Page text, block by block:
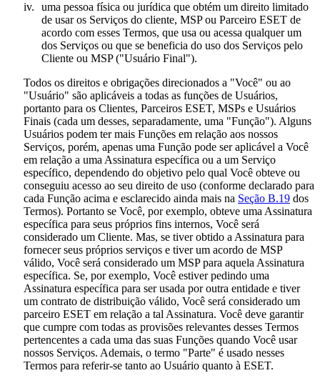
iv.
uma pessoa física ou jurídica que obtém um direito limitado
de usar os Serviços do cliente, MSP ou Parceiro ESET de
acordo com esses Termos, que usa ou acessa qualquer um
dos Serviços ou que se beneficia do uso dos Serviços pelo
Cliente ou MSP ("Usuário Final").
Todos os direitos e obrigações direcionados a "Você" ou ao
"Usuário" são aplicáveis a todas as funções de Usuários,
portanto para os Clientes, Parceiros ESET, MSPs e Usuários
Finais (cada um desses, separadamente, uma "Função"). Alguns
Usuários podem ter mais Funções em relação aos nossos
Serviços, porém, apenas uma Função pode ser aplicável a Você
em relação a uma Assinatura específica ou a um Serviço
específico, dependendo do objetivo pelo qual Você obteve ou
conseguiu acesso ao seu direito de uso (conforme declarado para
cada Função acima e esclarecido ainda mais na Seção B.19 dos
Termos). Portanto se Você, por exemplo, obteve uma Assinatura
específica para seus próprios fins internos, Você será
considerado um Cliente. Mas, se tiver obtido a Assinatura para
fornecer seus próprios serviços e tiver um acordo de MSP
válido, Você será considerado um MSP para aquela Assinatura
específica. Se, por exemplo, Você estiver pedindo uma
Assinatura específica para ser usada por outra entidade e tiver
um contrato de distribuição válido, Você será considerado um
parceiro ESET em relação a tal Assinatura. Você deve garantir
que cumpre com todas as provisões relevantes desses Termos
pertencentes a cada uma das suas Funções quando Você usar
nossos Serviços. Ademais, o termo "Parte" é usado nesses
Termos para referir-se tanto ao Usuário quanto à ESET.